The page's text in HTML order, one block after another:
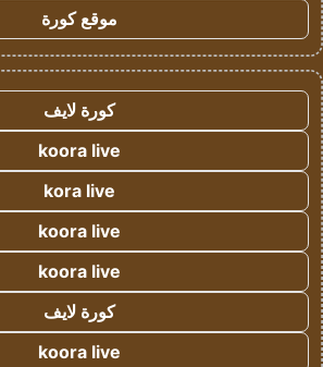
موقع كورة
كورة لايف
koora live
kora live
koora live
koora live
كورة لايف
koora live